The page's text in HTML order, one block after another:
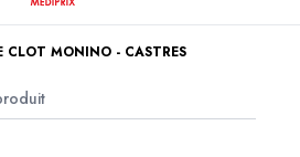
CLOT MONINO - CASTRES